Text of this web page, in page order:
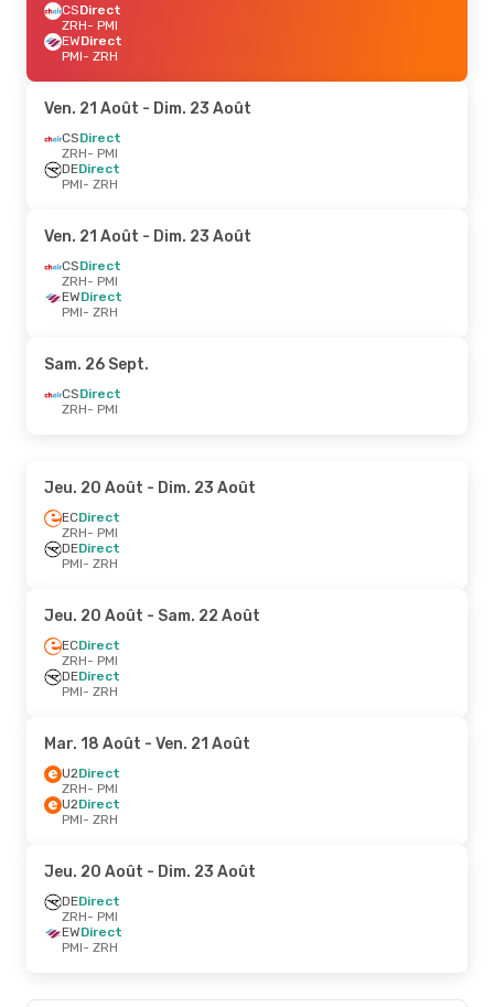
CSDirect
ZRH- PMI
EWDirect
PMI- ZRH
Ven. 21 Août - Dim. 23 Août
CSDirect
ZRH- PMI
DEDirect
PMI- ZRH
Ven. 21 Août - Dim. 23 Août
CSDirect
ZRH- PMI
EWDirect
PMI- ZRH
Sam. 26 Sept.
CSDirect
ZRH- PMI
Jeu. 20 Août - Dim. 23 Août
ECDirect
ZRH- PMI
DEDirect
PMI- ZRH
Jeu. 20 Août - Sam. 22 Août
ECDirect
ZRH- PMI
DEDirect
PMI- ZRH
Mar. 18 Août - Ven. 21 Août
U2Direct
ZRH- PMI
U2Direct
PMI- ZRH
Jeu. 20 Août - Dim. 23 Août
DEDirect
ZRH- PMI
EWDirect
PMI- ZRH